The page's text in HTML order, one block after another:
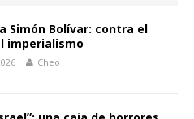
Simón Bolívar: contra el
imperialismo
Cheo